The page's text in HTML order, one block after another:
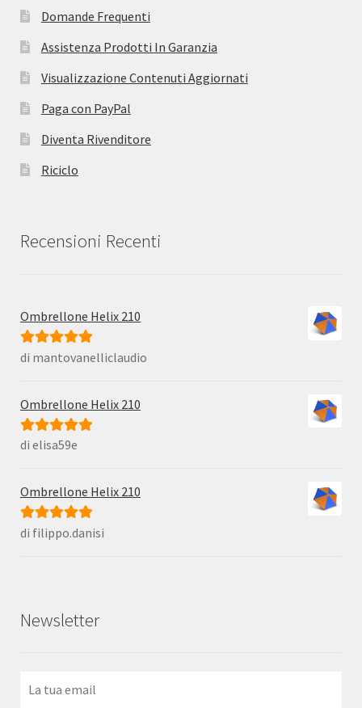
Domande Frequenti
Assistenza Prodotti In Garanzia
Visualizzazione Contenuti Aggiornati
Paga con PayPal
Diventa Rivenditore
Riciclo
Recensioni Recenti
Ombrellone Helix 210
Valutato5su
di mantovanelliclaudio
Ombrellone Helix 210
Valutato5su
di elisa59e
Ombrellone Helix 210
Valutato5 su
di filippo.danisi
Newsletter